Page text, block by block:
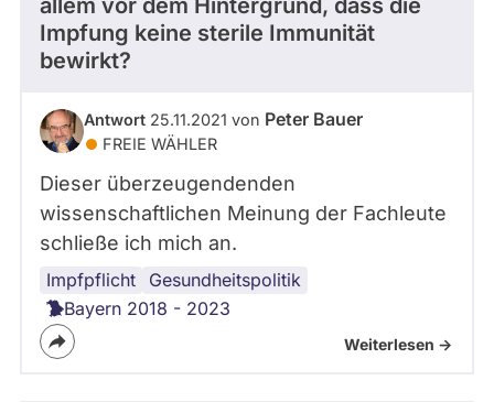
allem vor dem Hintergrund, dass die
Impfung keine sterile Immunität
bewirkt?
Antwort 25.11.2021 von Peter Bauer
FREIE WÄHLER
Dieser überzeugendenden
wissenschaftlichen Meinung der Fachleute
schließe ich mich an.
Impfpflicht Gesundheitspolitik
Corona-
Maßnahmen
Corona-
VirusBayern 2018 - 2023
Weiterlesen ->